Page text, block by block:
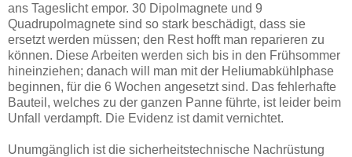
ans Tageslicht empor. 30 Dipolmagnete und 9
Quadrupolmagnete sind so stark beschädigt, dass sie
ersetzt werden müssen; den Rest hofft man reparieren zu
können. Diese Arbeiten werden sich bis in den Frühsommer
hineinziehen; danach will man mit der Heliumabkühlphase
beginnen, für die 6 Wochen angesetzt sind. Das fehlerhafte
Bauteil, welches zu der ganzen Panne führte, ist leider beim
Unfall verdampft. Die Evidenz ist damit vernichtet.
Unumgänglich ist die sicherheitstechnische Nachrüstung